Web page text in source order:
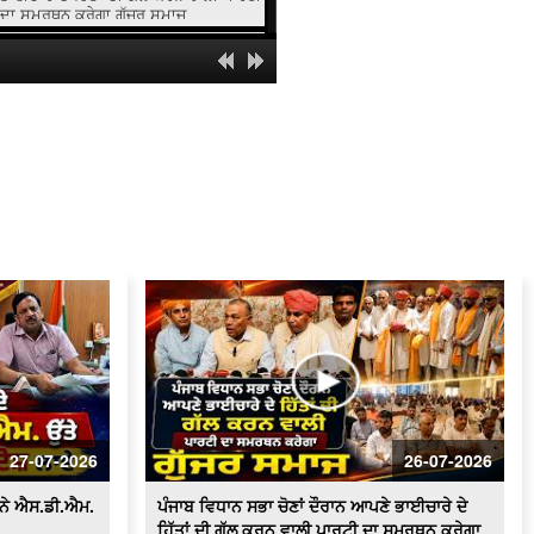
ਦਾ ਸਮਰਥਨ ਕਰੇਗਾ ਗੁੱਜਰ ਸਮਾਜ
ਸ਼ਾਮਿਲ
ਬੀਕੇਯੂ ਏਕਤਾ ਸਿੱਧੂਪੁਰ ਵਲੋਂ ਕਾਲਾਝਾੜ ਟੋਲ
ਪਲਾਜ਼ਾ ਕੀਤਾ ਗਿਆ ਮੁਫ਼ਤ
ਟੋਲ ਮੁਕਤ ਕਰਾਕੇ ਕਿਸਾਨਾਂ ਵਲੋਂ ਭਾਗੂ ਮਾਜਰਾ ਤੇ
ਬਜਹੇੜੀ ਟੋਲ ਪਲਾਜ਼ੇ 'ਤੇ ਧਰਨਾ
ਆਰ.ਟੀ.ਓ. ਦਫ਼ਤਰ ਫ਼ਿਰੋਜ਼ਪੁਰ ਚ ਪਿਛਲੇ 2
27-07-2026
ਐਸ.ਡੀ.ਐਮ.
26-07-2026
ਪੰਜਾਬ ਵਿਧਾਨ ਸਭਾ ਚੋਣਾਂ ਦੌਰਾਨ ਆਪਣੇ ਭਾਈਚਾਰੇ ਦੇ